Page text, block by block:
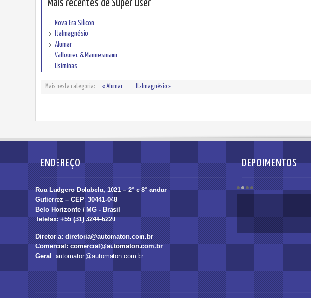
Mais recentes de Super User
Nova Era Silicon
Italmagnésio
Alumar
Vallourec & Mannesmann
Usiminas
Mais nesta categoria: « Alumar Italmagnésio »
ENDEREÇO
Rua Ludgero Dolabela, 1021 – 2° e 8° andar
Gutierrez – CEP: 30441-048
Belo Horizonte / MG - Brasil
Telefax: +55 (31) 3244-6220
Diretoria:diretoria@automaton.com.br
Comercial:comercial@automaton.com.br
Geral:automaton@automaton.com.br
DEPOIMENTOS